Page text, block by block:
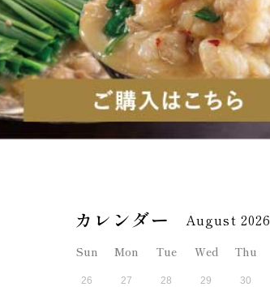
August 2026
Sun Mon Tue Wed Thu
26 27 28 29 30